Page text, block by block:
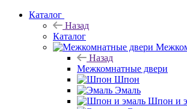
Каталог
Назад
Каталог
Назад
Межкомнатные двери
Шпон
Эмаль
Шпон и